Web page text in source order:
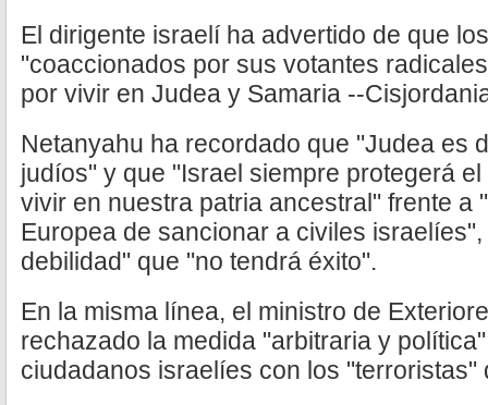
El dirigente israelí ha advertido de que
"coaccionados por sus votantes
por vivir en Judea y Samaria --
Netanyahu ha recordado que "Judea es
judíos" y que "Israel siempre protegerá
vivir en nuestra patria ancestral" frente a
Europea de sancionar a civiles
debilidad" que "no tendrá éxito".
En la misma línea, el ministro de
rechazado la medida "arbitraria y
ciudadanos israelíes con los "terroristas"